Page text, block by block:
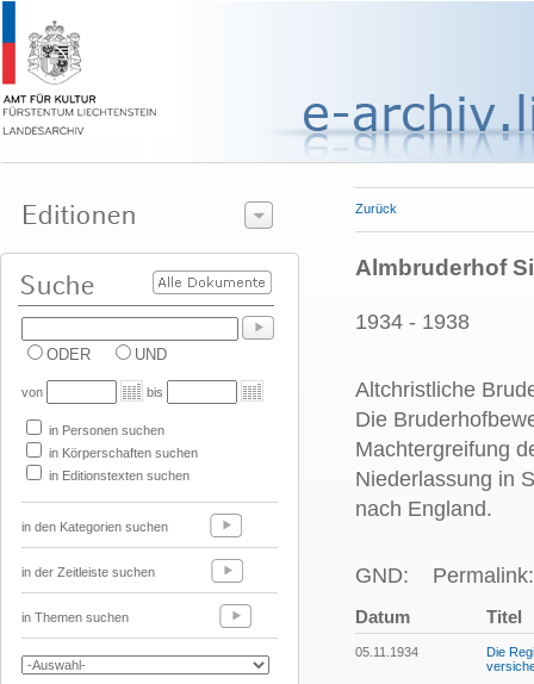
ODER UND
von bis
in Personen suchen
in Körperschaften suchen
in Editionstexten suchen
in den Kategorien suchen
in der Zeitleiste suchen
in Themen suchen
Zurück
Almbruderhof
1934 - 1938
Altchristliche
Die
Machtergreifung
Niederlassung in
nach England.
GND:
Datum Titel
05.11.1934
Die